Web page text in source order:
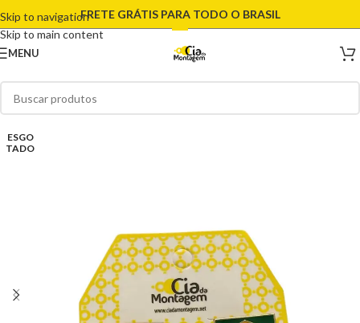
Skip to navigation
Skip to main content
FRETE GRÁTIS PARA TODO O BRASIL
MENU
ESGO
TADO